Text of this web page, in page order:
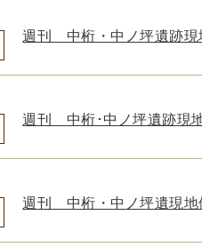
週刊 中桁・中ノ坪遺跡現
週刊 中桁･中ノ坪遺跡現
週刊 中桁・中ノ坪遺現地